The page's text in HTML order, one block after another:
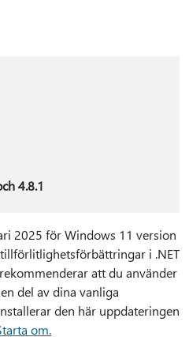
4.8.1
2025 för Windows 11 version
i .NET
att du använder
del av dina vanliga
den här uppdateringen
om.